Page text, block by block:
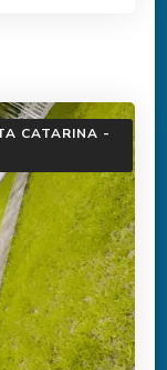
CATARINA -